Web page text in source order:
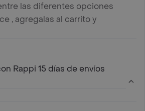
las diferentes opciones
, agregalas al carrito y
Rappi 15 días de envíos